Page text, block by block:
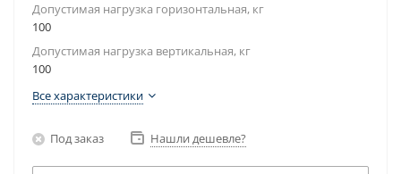
Допустимая нагрузка горизонтальная, кг
100
Допустимая нагрузка вертикальная, кг
100
Все характеристики
Под заказ Нашли дешевле?